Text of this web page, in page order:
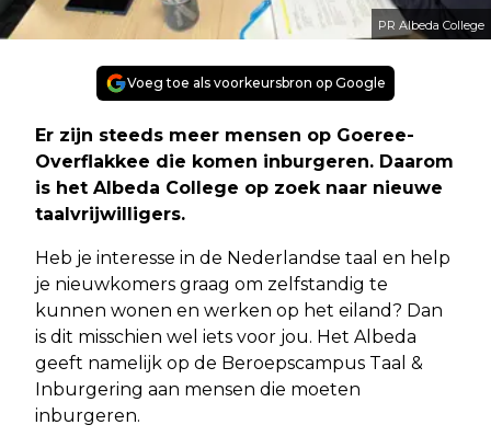
PR Albeda College
Voeg toe als voorkeursbron op Google
Er zijn steeds meer mensen op Goeree-
Overflakkee die komen inburgeren. Daarom
is het Albeda College op zoek naar nieuwe
taalvrijwilligers.
Heb je interesse in de Nederlandse taal en help
je nieuwkomers graag om zelfstandig te
kunnen wonen en werken op het eiland? Dan
is dit misschien wel iets voor jou. Het Albeda
geeft namelijk op de Beroepscampus Taal &
Inburgering aan mensen die moeten
inburgeren.